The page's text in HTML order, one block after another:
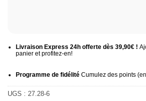
Livraison Express 24h offerte dès 39,90€ !
panier et profitez-en!
Programme de fidélitéCumulez des points (
UGS : 27.28-6